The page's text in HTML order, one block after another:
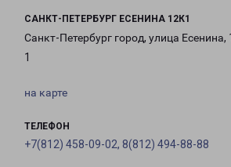
САНКТ-ПЕТЕРБУРГ ЕСЕНИНА 12К1
Санкт-Петербург город, улица Есенина,
1
на карте
ТЕЛЕФОН
+7(812) 458-09-02, 8(812) 494-88-88